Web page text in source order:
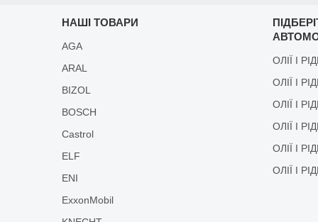
НАШІ ТОВАРИ
AGA
ARAL
BIZOL
BOSCH
Castrol
ELF
ENI
ExxonMobil
ОЛІЇ І
ОЛІЇ І
ОЛІЇ І
ОЛІЇ І
ОЛІЇ І
ОЛІЇ І